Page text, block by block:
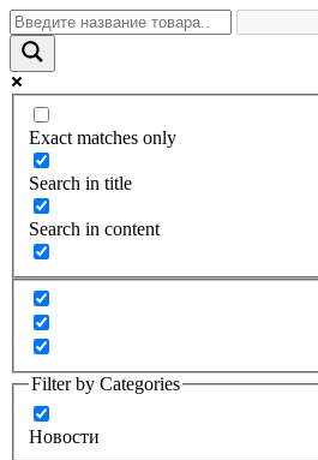
Exact matches only
Search in title
Search in content
Filter by Categories
Новости